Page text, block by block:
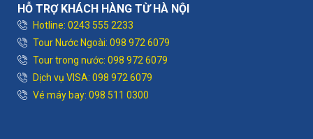
HỖ TRỢ KHÁCH HÀNG TỪ HÀ NỘI
Hotline: 0243 555 2233
Tour Nước Ngoài: 098 972 6079
Tour trong nước: 098 972 6079
Dịch vụ VISA: 098 972 6079
Vé máy bay: 098 511 0300